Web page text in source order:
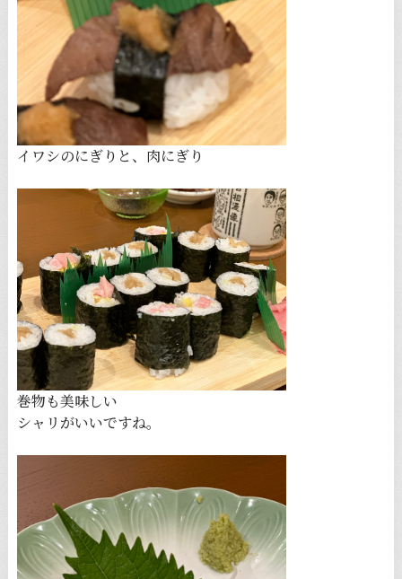
イワシのにぎりと、肉にぎり
巻物も美味しい
シャリがいいですね。